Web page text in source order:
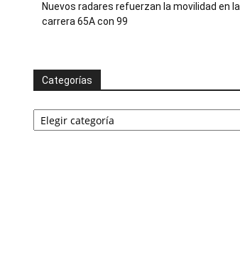
Nuevos radares refuerzan la movilidad en la
carrera 65A con 99
Categorías
Categorías